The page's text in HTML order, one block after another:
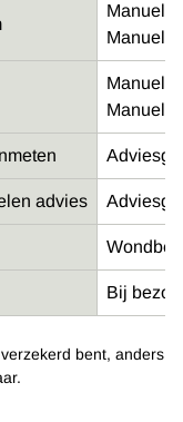
Manuele
Manuele
Manuele
Manuele
advies
Bij
bent, anders